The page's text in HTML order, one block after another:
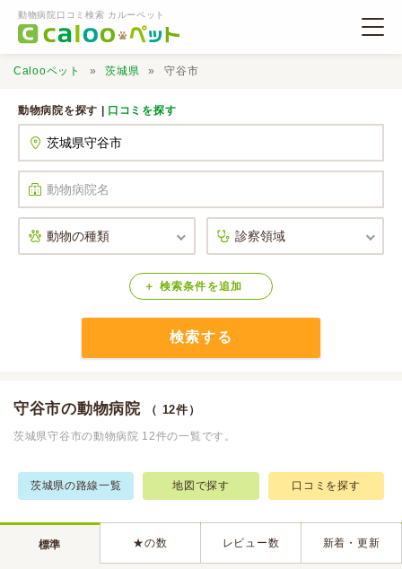
動物病院口コミ検索 カルーペット
口コミ検索
Calooペットとは？
Calooペット 茨城県 守谷市
動物病院を探す | 口コミを探す
検索条件 を追加
検索する
守谷市の動物病院 （ 12件）
茨城県守谷市の動物病院 12件の一覧です。
茨城県の路線一覧 地図で探す 口コミを探す
標準 ★の数 レビュー数 新着・更新